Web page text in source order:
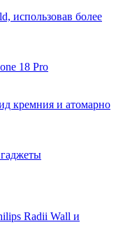
использовав более
18 Pro
кремния и атомарно
гаджеты
Radii Wall и